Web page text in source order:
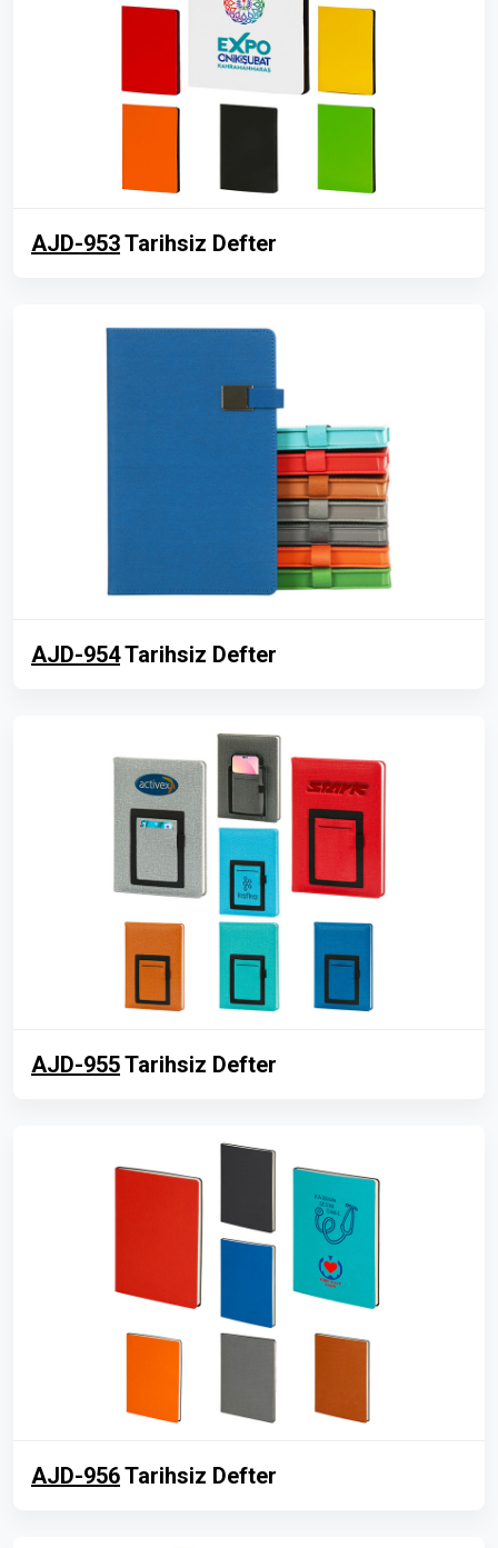
AJD-953Tarihsiz Defter
AJD-954Tarihsiz Defter
AJD-955Tarihsiz Defter
AJD-956Tarihsiz Defter